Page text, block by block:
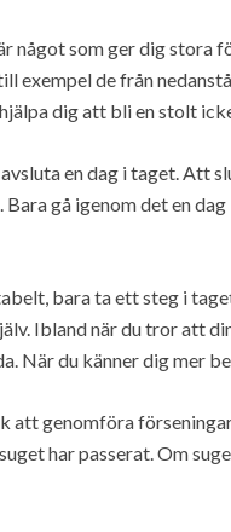
något som ger dig stora
exempel de från
dig att bli en stolt
en dag i taget. Att
gå igenom det en
bara ta ett steg i
Ibland när du tror att
När du känner dig mer
att genomföra
har passerat. Om